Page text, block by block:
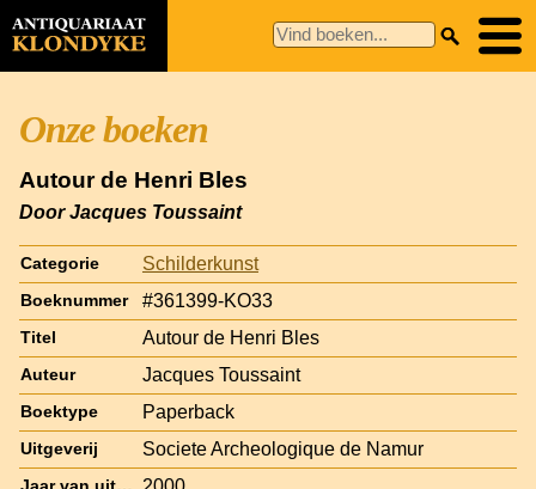
Onze boeken
Autour de Henri Bles
Door Jacques Toussaint
Categorie Schilderkunst
Boeknummer #361399-KO33
Titel Autour de Henri Bles
Auteur Jacques Toussaint
Boektype Paperback
Uitgeverij Societe Archeologique de Namur